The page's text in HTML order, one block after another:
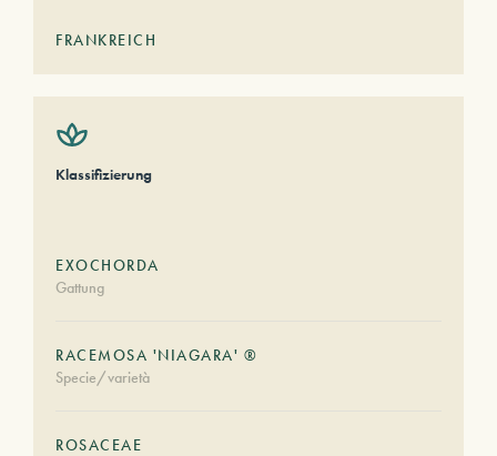
FRANKREICH
Klassifizierung
EXOCHORDA
Gattung
RACEMOSA 'NIAGARA' ®
Specie/varietà
ROSACEAE